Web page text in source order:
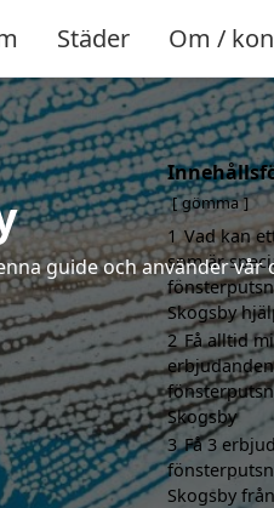
Städer Om /
guide och använder
gömma
1 Vad kan
som är
Skogsby
2 Få alltid
Skogsby
3 Få 3
Skogsby från